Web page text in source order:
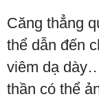
Căng thẳng
thể dẫn đến
viêm dạ
thần có thể